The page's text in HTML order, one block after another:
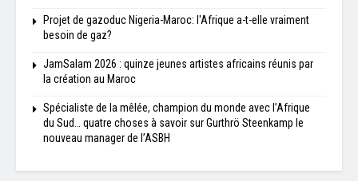
Projet de gazoduc Nigeria-Maroc: l'Afrique a-t-elle vraiment
besoin de gaz?
JamSalam 2026 : quinze jeunes artistes africains réunis par
la création au Maroc
Spécialiste de la mêlée, champion du monde avec l’Afrique
du Sud… quatre choses à savoir sur Gurthrö Steenkamp le
nouveau manager de l’ASBH